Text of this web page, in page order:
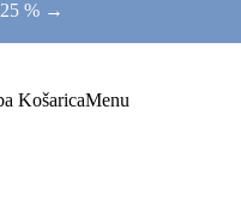
25 % →
KošaricaMenu